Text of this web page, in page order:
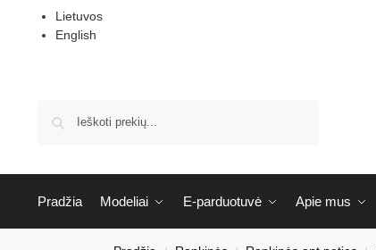
Lietuvos
English
Pradžia Modeliai E-parduotuvė Apie mus